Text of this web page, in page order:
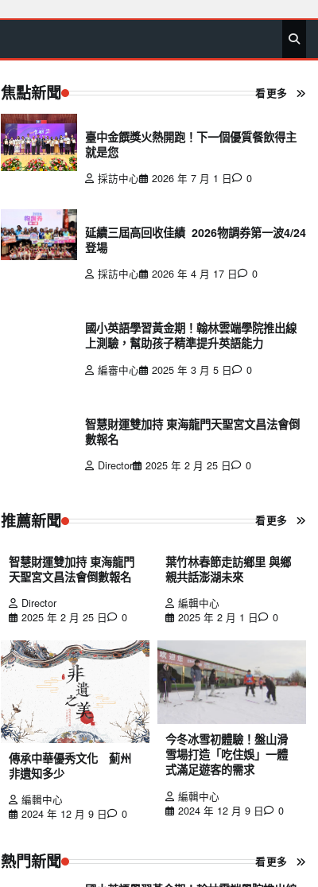
首 要 娛 生 社 文 公 運 旅 政 地
方
專
欄
焦點新聞 看更多
臺中金饌獎火熱開跑！下一個優質餐飲得主
就是您
採訪中心 2026 年 7 月 1 日 0
延續三屆高回收佳績 2026物調券第一波4/24
登場
採訪中心 2026 年 4 月 17 日 0
國小英語學習黃金期！翰林雲端學院推出線
上測驗，幫助孩子精準提升英語能力
編審中心 2025 年 3 月 5 日 0
智慧財運雙加持 東海龍門天聖宮文昌法會倒
數報名
Director 2025 年 2 月 25 日 0
推薦新聞 看更多
智慧財運雙加持 東海龍門
天聖宮文昌法會倒數報名
Director
2025 年 2 月 25 日
0
葉竹林春節走訪鄉里 與鄉
親共話澎湖未來
編輯中心
2025 年 2 月 1 日
0
傳承中華優秀文化 薊州
非遺知多少
編輯中心
2024 年 12 月 9 日
0
今冬冰雪初體驗！盤山滑
雪場打造「吃住娛」一體
式滿足遊客的需求
編輯中心
2024 年 12 月 9 日
0
熱門新聞 看更多